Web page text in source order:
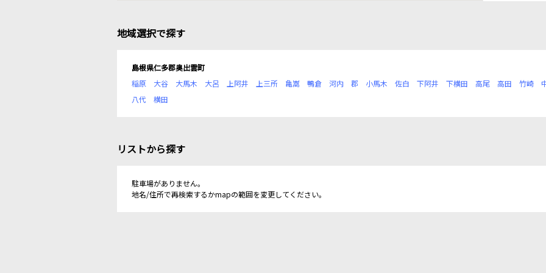
地域選択で探す
島根県仁多郡奥出雲町
稲原
大谷 大馬木 大呂 上阿井 上三所 亀嵩 鴨倉 河内 郡 小馬木 佐白 下阿井 下横田 高尾 高田 竹崎
八代
横田
リストから探す
駐車場がありません。
地名/住所で再検索するかmapの範囲を変更してください。